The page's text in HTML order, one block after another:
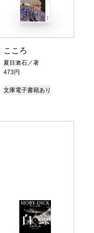
こころ
夏目漱石／著
473円
文庫電子書籍あり